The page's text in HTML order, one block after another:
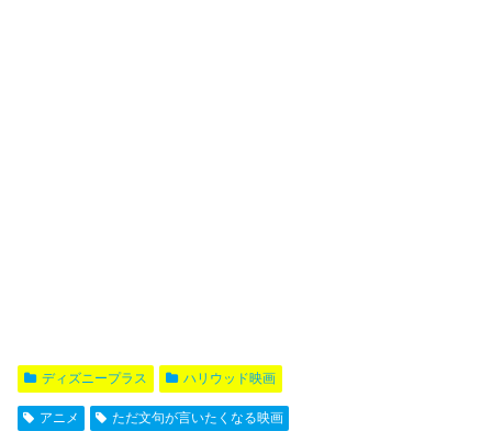
ディズニープラス ハリウッド映画
アニメ ただ文句が言いたくなる映画